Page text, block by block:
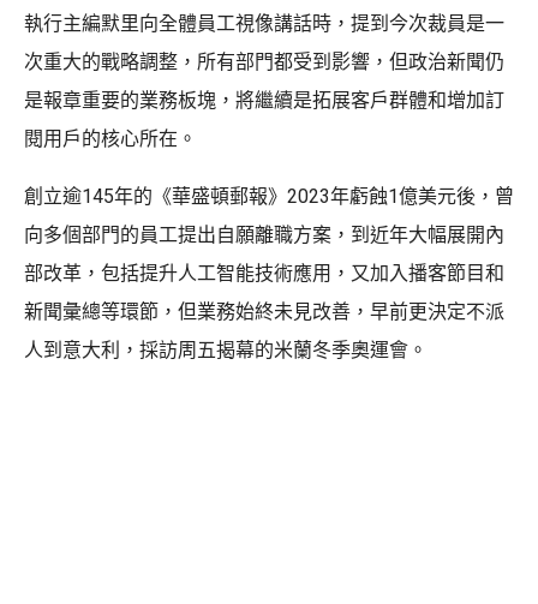
執行主編默里向全體員工視像講話時，提到今次裁員是一
次重大的戰略調整，所有部門都受到影響，但政治新聞仍
是報章重要的業務板塊，將繼續是拓展客戶群體和增加訂
閱用戶的核心所在。
創立逾145年的《華盛頓郵報》2023年虧蝕1億美元後，曾
向多個部門的員工提出自願離職方案，到近年大幅展開內
部改革，包括提升人工智能技術應用，又加入播客節目和
新聞彙總等環節，但業務始終未見改善，早前更決定不派
人到意大利，採訪周五揭幕的米蘭冬季奧運會。